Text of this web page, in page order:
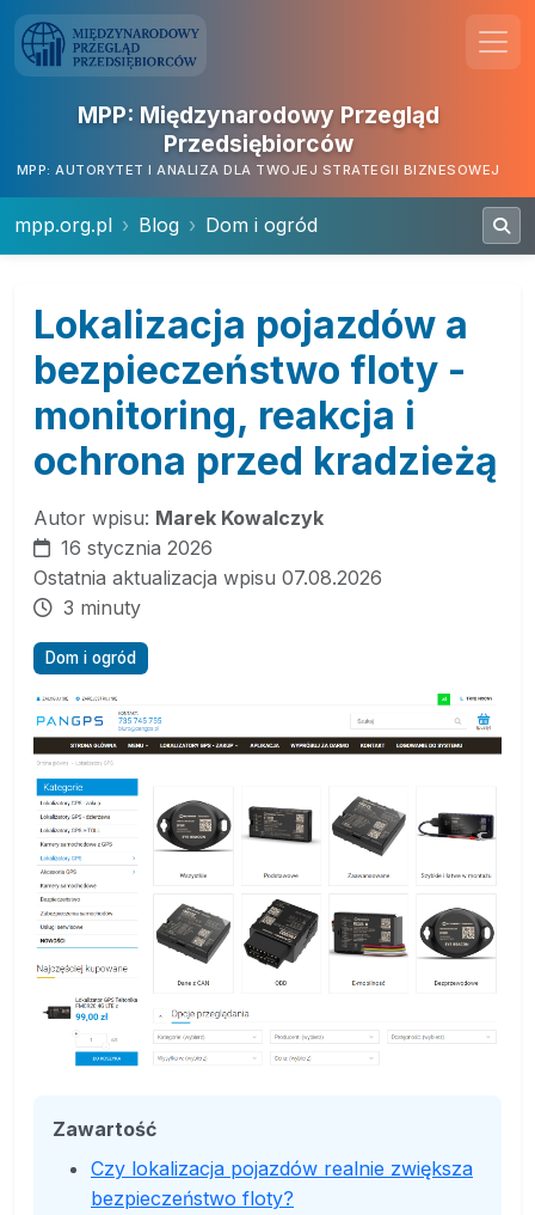
MPP: Międzynarodowy Przegląd
Przedsiębiorców
MPP: AUTORYTET I ANALIZA DLA TWOJEJ STRATEGII BIZNESOWEJ
mpp.org.pl Blog Dom i ogród
Lokalizacja pojazdów a
bezpieczeństwo floty -
monitoring, reakcja i
ochrona przed kradzieżą
Autor wpisu: Marek Kowalczyk
16 stycznia 2026
Ostatnia aktualizacja wpisu 07.08.2026
3 minuty
Dom i ogród
Zawartość
Czy lokalizacja pojazdów realnie zwiększa
bezpieczeństwo floty?